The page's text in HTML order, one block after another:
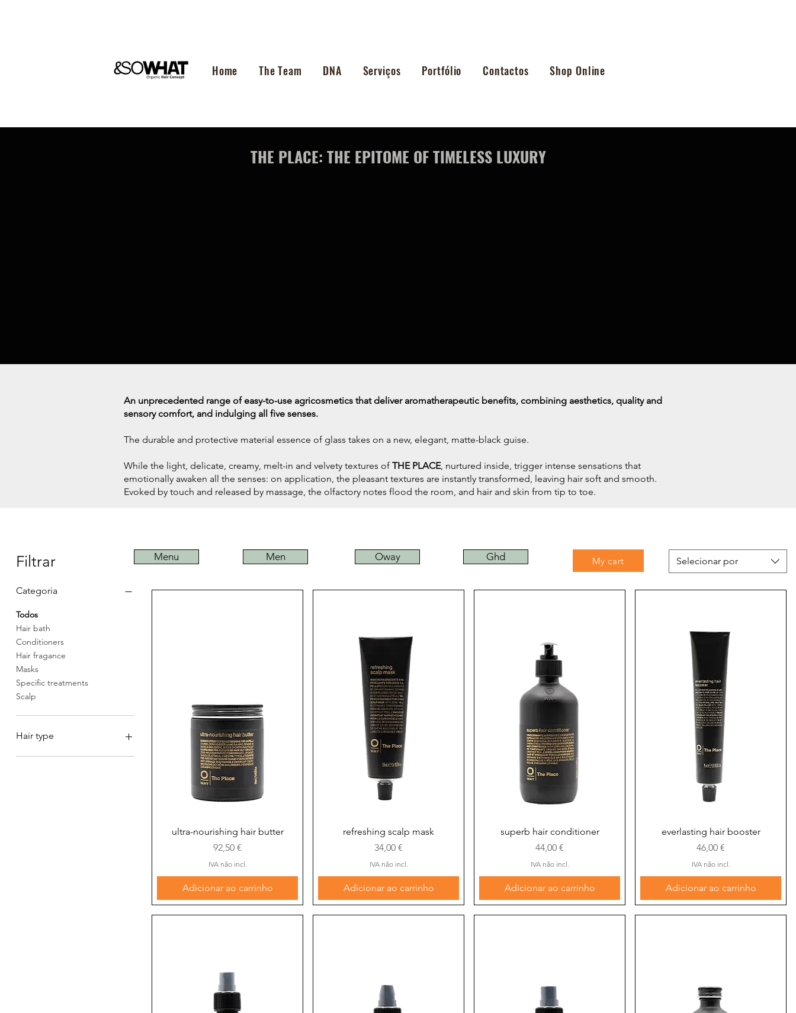
Home The Team DNA Serviços Portfólio Contactos Shop Online
THE PLACE: THE EPITOME OF TIMELESS LUXURY
An unprecedented range of easy-to-use agricosmetics that deliver aromatherapeutic benefits, combining aesthetics, quality and
sensory comfort, and indulging all five senses.
The durable and protective material essence of glass takes on a new, elegant, matte-black guise.
While the light, delicate, creamy, melt-in and velvety textures of THE PLACE, nurtured inside, trigger intense sensations that
emotionally awaken all the senses: on application, the pleasant textures are instantly transformed, leaving hair soft and smooth.
Evoked by touch and released by massage, the olfactory notes flood the room, and hair and skin from tip to toe.
Filtrar
Categoria
Todos
Hair bath
Conditioners
Hair fragance
Masks
Specific treatments
Scalp
Hair type
Wavy
Selecionar por
Visualização rápida
ultra-nourishing hair butter
Preço
92,50 €
IVA não incl.
Adicionar ao carrinho
Visualização rápida
refreshing scalp mask
Preço
34,00 €
IVA não incl.
Adicionar ao carrinho
Visualização rápida
superb hair conditioner
Preço
44,00 €
IVA não incl.
Adicionar ao carrinho
Visualização rápida
everlasting hair booster
Preço
46,00 €
IVA não incl.
Adicionar ao carrinho
Men Oway Ghd My cart
Menu